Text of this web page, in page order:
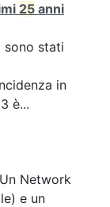
25 anni
sono stati
in
è...
Network
e un